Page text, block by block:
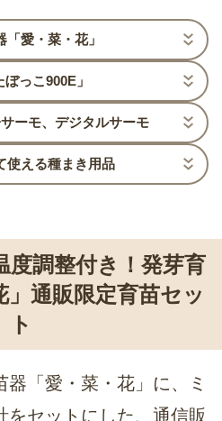
「愛・菜・花」
ぼっこ900E」
ーモ、デジタルサーモ
使える種まき用品
度調整付き！発芽育
通販限定育苗セッ
ト
「愛・菜・花」に、ミ
をセットにした、通信販